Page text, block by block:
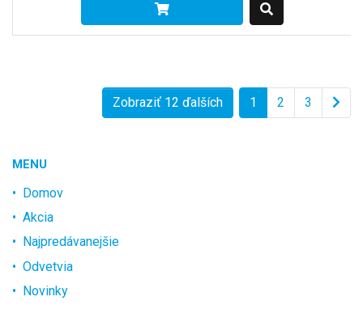
Zobraziť 12 ďalších 1 2 3
MENU
Domov
Akcia
Najpredávanejšie
Odvetvia
Novinky